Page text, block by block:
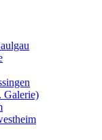
für Künstler
Galerie)